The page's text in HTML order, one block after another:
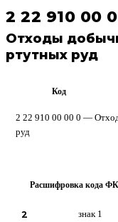
2 22 910 00
Отходы
ртутных руд
Код
2 22 910 00 00 0 —
руд
Расшифровка кода
2 знак 1